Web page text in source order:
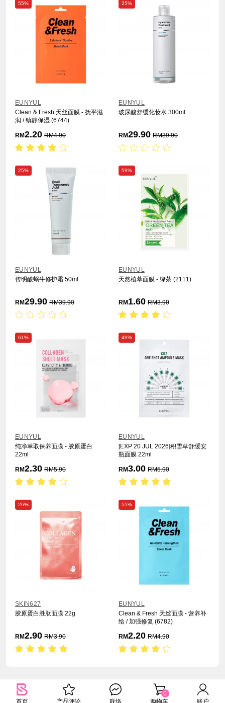
55%
EUNYUL
Clean & Fresh 天丝面膜 - 抚平滋
润 / 镇静保湿 (6744)
RM2.20 RM4.90
25%
EUNYUL
玻尿酸舒缓化妆水 300ml
RM29.90 RM39.90
25%
EUNYUL
传明酸蜗牛修护霜 50ml
RM29.90 RM39.90
59%
EUNYUL
天然植萃面膜 - 绿茶 (2111)
RM 1.60 RM3.90
61%
EUNYUL
纯净萃取保养面膜 - 胶原蛋白
22ml
RM2.30 RM5.90
49%
EUNYUL
[EXP 20 JUL 2026]积雪草舒缓安
瓶面膜 22ml
RM3.00 RM5.90
26%
SKIN627
胶原蛋白胜肽面膜 22g
RM2.90 RM3.90
55%
EUNYUL
Clean & Fresh 天丝面膜 - 营养补
给 / 加强修复 (6782)
RM2.20 RM4.90
首页 产品评论 联络
0
购物车
账户